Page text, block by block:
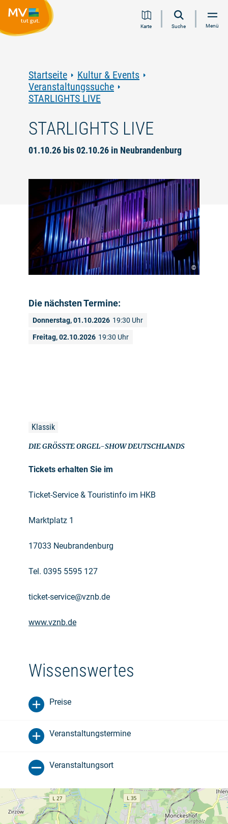
Inhalt
Navigation
Volltextsuche
FooterKarte Suche Menü
Startseite
Kultur & Events
Veranstaltungssuche
STARLIGHTS LIVE
STARLIGHTS LIVE
01.10.26 bis 02.10.26 in Neubrandenburg
©
Die nächsten Termine:
Donnerstag, 01.10.2026 19:30 Uhr
Freitag, 02.10.2026 19:30 Uhr
Klassik
DIE GRÖSSTE ORGEL-SHOW DEUTSCHLANDS
Tickets erhalten Sie im
Ticket-Service & Touristinfo im HKB
Marktplatz 1
17033 Neubrandenburg
Tel. 0395 5595 127
ticket-service@vznb.de
www.vznb.de
Wissenswertes
Preise
Veranstaltungstermine
Veranstaltungsort